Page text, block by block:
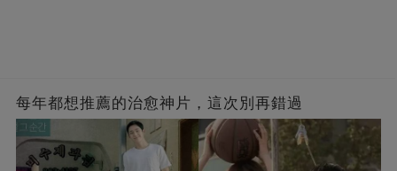
每年都想推薦的治愈神片，這次別再錯過